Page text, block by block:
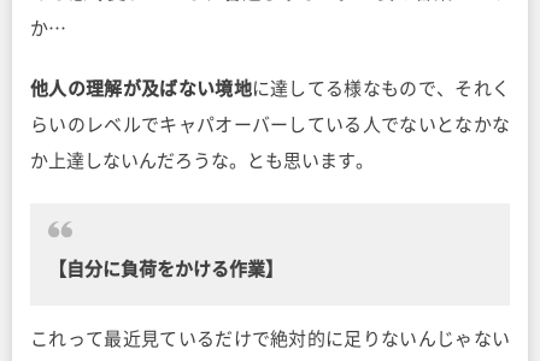
か…
他人の理解が及ばない境地に達してる様なもので、それく
らいのレベルでキャパオーバーしている人でないとなかな
か上達しないんだろうな。とも思います。
【自分に負荷をかける作業】
これって最近見ているだけで絶対的に足りないんじゃない